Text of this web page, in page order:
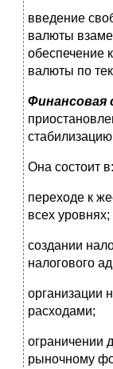
введение
валюты
обеспечение
валюты по
Финансовая
Она состоит в:
переходе к
всех уровнях;
создании
налогового
организации
расходами;
ограничении
рыночному